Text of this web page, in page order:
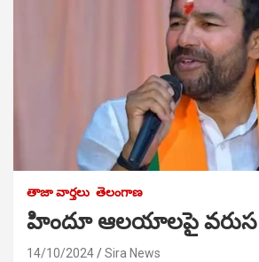
తాజా వార్తలు తెలంగాణ
హిందూ ఆలయాలపై వరుస
14/10/2024
Sira News